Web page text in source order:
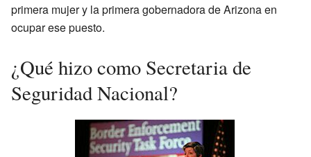
primera mujer y la primera gobernadora de Arizona en
ocupar ese puesto.
¿Qué hizo como Secretaria de
Seguridad Nacional?